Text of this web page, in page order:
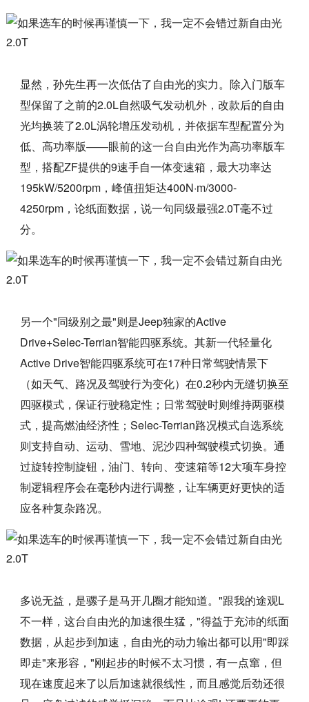
显然，孙先生再一次低估了自由光的实力。除入门版车
型保留了之前的2.0L自然吸气发动机外，改款后的自由
光均换装了2.0L涡轮增压发动机，并依据车型配置分为
低、高功率版——眼前的这一台自由光作为高功率版车
型，搭配ZF提供的9速手自一体变速箱，最大功率达
195kW/5200rpm，峰值扭矩达400N·m/3000-
4250rpm，论纸面数据，说一句同级最强2.0T毫不过
分。
另一个"同级别之最"则是Jeep独家的Active
Drive+Selec-Terrian智能四驱系统。其新一代轻量化
Active Drive智能四驱系统可在17种日常驾驶情景下
（如天气、路况及驾驶行为变化）在0.2秒内无缝切换至
四驱模式，保证行驶稳定性；日常驾驶时则维持两驱模
式，提高燃油经济性；Selec-Terrian路况模式自选系统
则支持自动、运动、雪地、泥沙四种驾驶模式切换。通
过旋转控制旋钮，油门、转向、变速箱等12大项车身控
制逻辑程序会在毫秒内进行调整，让车辆更好更快的适
应各种复杂路况。
多说无益，是骡子是马开几圈才能知道。"跟我的途观L
不一样，这台自由光的加速很生猛，"得益于充沛的纸面
数据，从起步到加速，自由光的动力输出都可以用"即踩
即走"来形容，"刚起步的时候不太习惯，有一点窜，但
现在速度起来了以后加速就很线性，而且感觉后劲还很